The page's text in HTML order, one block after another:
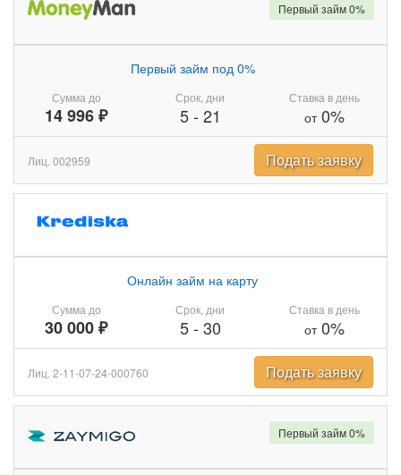
Сумма до
14 996 ₽
Первый займ под 0%
Срок, дни
5- 21
Ставка в день
от0%
Первый займ 0%
Лиц. 002959 Подать заявку
Сумма до
30 000 ₽
Онлайн займ на карту
Срок, дни
5- 30
Ставка в день
от0%
Лиц. 2-11-07-24-000760 Подать заявку
Первый займ 0%